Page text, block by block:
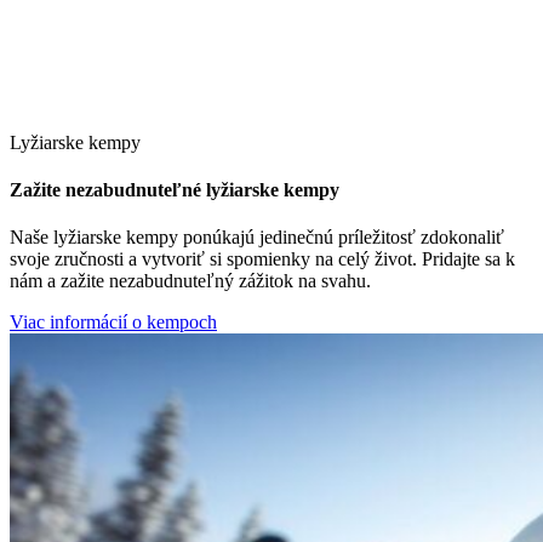
Lyžiarske kempy
Zažite nezabudnuteľné lyžiarske kempy
Naše lyžiarske kempy ponúkajú jedinečnú príležitosť zdokonaliť
svoje zručnosti a vytvoriť si spomienky na celý život. Pridajte sa k
nám a zažite nezabudnuteľný zážitok na svahu.
Viac informácií o kempoch